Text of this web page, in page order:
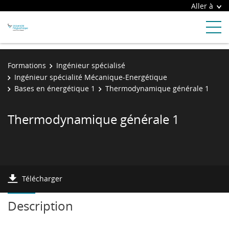
Aller à
Formations
Ingénieur spécialisé
Ingénieur spécialité Mécanique-Energétique
Bases en énergétique 1
Thermodynamique générale 1
Thermodynamique générale 1
Télécharger
Description